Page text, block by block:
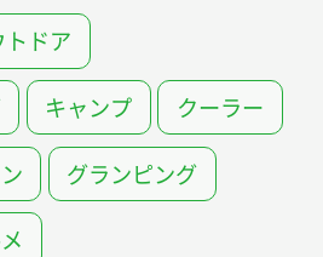
トドア
キャンプ クーラー
グランピング